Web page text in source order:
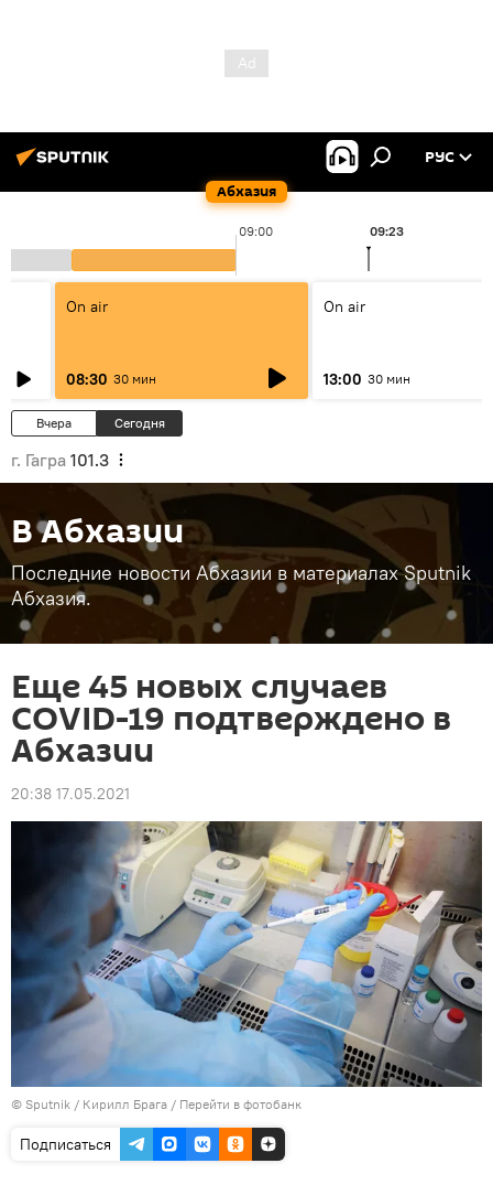
Абхазия
РУС
09:00 09:23
On air
08:30 30 мин
On air
13:00 30 мин
Вчера Сегодня
г. Гагра 101.3
В Абхазии
Последние новости Абхазии в материалах Sputnik
Абхазия.
Еще 45 новых случаев
COVID-19 подтверждено в
Абхазии
20:38 17.05.2021
© Sputnik / Кирилл Брага / Перейти в фотобанк
Подписаться